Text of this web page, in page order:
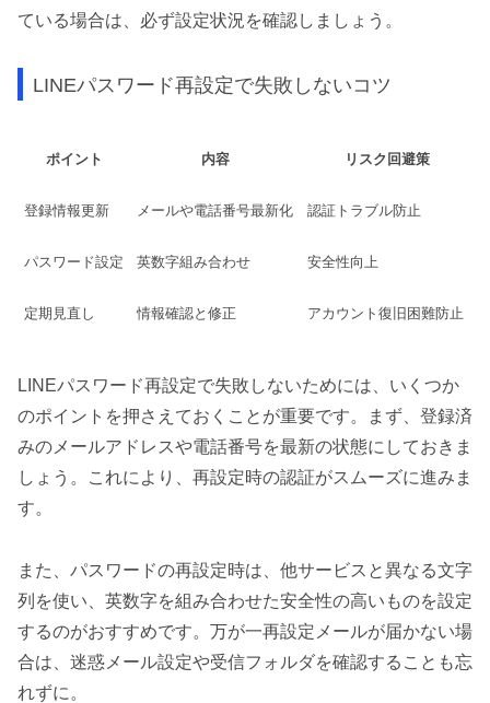
ている場合は、必ず設定状況を確認しましょう。
LINEパスワード再設定で失敗しないコツ
ポイント 内容 リスク回避策
登録情報更新 メールや電話番号最新化 認証トラブル防止
パスワード設定 英数字組み合わせ 安全性向上
定期見直し 情報確認と修正 アカウント復旧困難防止
LINEパスワード再設定で失敗しないためには、いくつか
のポイントを押さえておくことが重要です。まず、登録済
みのメールアドレスや電話番号を最新の状態にしておきま
しょう。これにより、再設定時の認証がスムーズに進みま
す。
また、パスワードの再設定時は、他サービスと異なる文字
列を使い、英数字を組み合わせた安全性の高いものを設定
するのがおすすめです。万が一再設定メールが届かない場
合は、迷惑メール設定や受信フォルダを確認することも忘
れずに。